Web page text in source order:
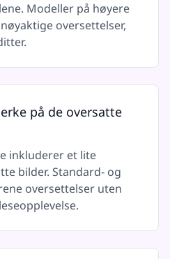
Modeller på høyere
oversettelser,
på de oversatte
inkluderer et lite
bilder. Standard- og
oversettelser uten